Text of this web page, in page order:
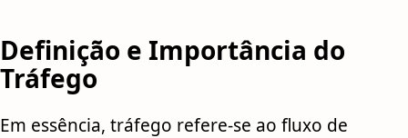
Definição e Importância do
Tráfego
Em essência, tráfego refere-se ao fluxo de